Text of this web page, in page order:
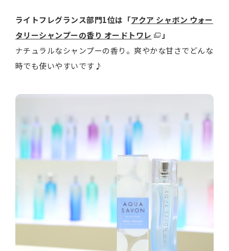
ライトフレグランス部門1位は「アクア シャボン ウォー
タリーシャンプーの香り オードトワレ
」
ナチュラルなシャンプーの香り。爽やかな甘さでどんな
時でも使いやすいです♪